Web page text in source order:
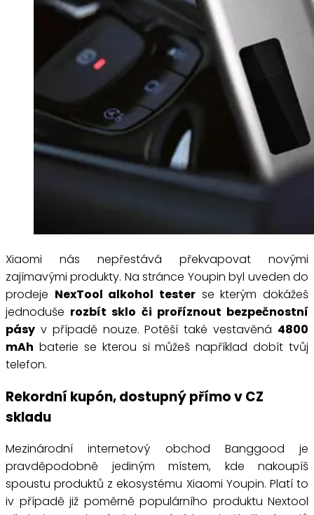
Xiaomi nás nepřestává překvapovat novými
zajímavými produkty. Na stránce Youpin byl uveden do
prodeje NexTool alkohol tester se kterým dokážeš
jednoduše rozbít sklo či proříznout bezpečnostní
pásy v případě nouze. Potěší také vestavěná 4800
mAh baterie se kterou si můžeš například dobít tvůj
telefon.
Rekordní kupón, dostupný přímo v CZ
skladu
Mezinárodní internetový obchod Banggood je
pravděpodobně jediným místem, kde nakoupíš
spoustu produktů z ekosystému Xiaomi Youpin. Platí to
iv případě již poměrně populárního produktu Nextool